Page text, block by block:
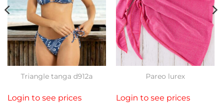
Triangle tanga d912a
Login to see prices
Pareo lurex
Login to see prices